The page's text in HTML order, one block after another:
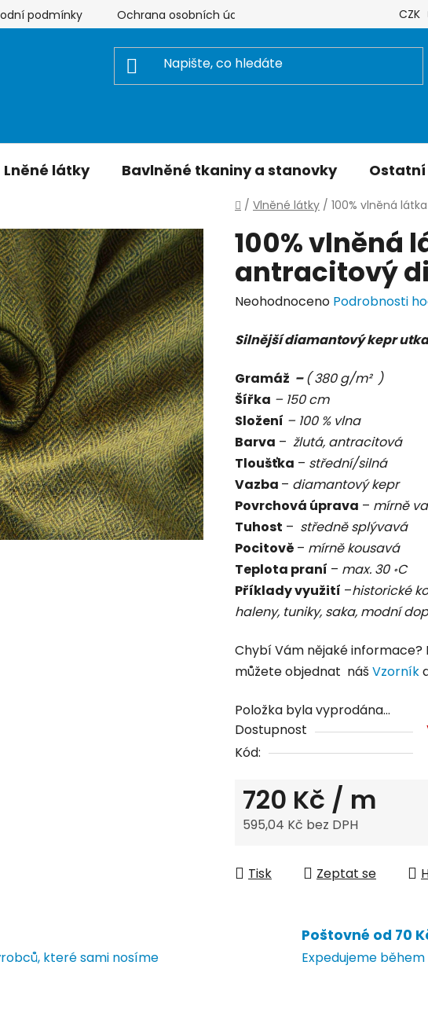
podmínky Ochrana osobních údajů Hodnocení obchoduCZK
Lněné látky Bavlněné tkaniny a stanovky Ostatní
Domů
/ Vlněné látky / 100% vlněná
100% vlněná
antracitový
Průměrné
produktu
0,0
z
5
hvězdiček.
Neohodnoceno Podrobnosti
Silnější diamantový kepr
Gramáž –( 380 g/m² )
Šířka – 150 cm
Složení – 100 % vlna
Barva – žlutá, antracitová
Tloušťka – střední/silná
Vazba – diamantový kepr
Povrchová úprava – mírně
Tuhost – středně splývavá
Pocitově – mírně kousavá
Teplota praní – max. 30 ॰C
Příklady využití –historické
haleny, tuniky, saka, modní
Chybí Vám nějaké informace?
můžete objednat náš Vzorník
Položka byla vyprodána…
Dostupnost
Kód:
720 Kč / m
595,04 Kč bez DPH
Tisk
Zeptat se
které sami nosíme
Poštovné od 70
Expedujeme